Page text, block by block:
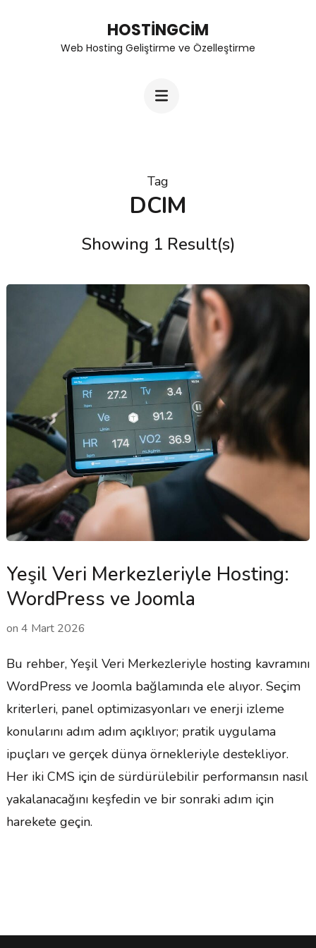
HOSTINGCIM
Web Hosting Geliştirme ve Özelleştirme
Tag
DCIM
Showing 1 Result(s)
Yeşil Veri Merkezleriyle Hosting:
WordPress ve Joomla
on 4 Mart 2026
Bu rehber, Yeşil Veri Merkezleriyle hosting kavramını
WordPress ve Joomla bağlamında ele alıyor. Seçim
kriterleri, panel optimizasyonları ve enerji izleme
konularını adım adım açıklıyor; pratik uygulama
ipuçları ve gerçek dünya örnekleriyle destekliyor.
Her iki CMS için de sürdürülebilir performansın nasıl
yakalanacağını keşfedin ve bir sonraki adım için
harekete geçin.